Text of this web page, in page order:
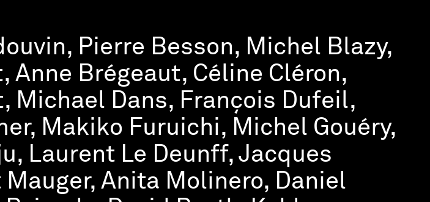
Pierre Besson, Michel Blazy,
Anne Brégeaut, Céline Cléron,
Michael Dans, François Dufeil,
Makiko Furuichi, Michel Gouéry,
Laurent Le Deunff, Jacques
Mauger, Anita Molinero, Daniel